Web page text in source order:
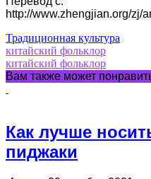
http://www.zhengjian.org/zj/
Традиционная культура
китайский фольклор
китайский фольклор
Вам также может
Как лучше
пиджаки